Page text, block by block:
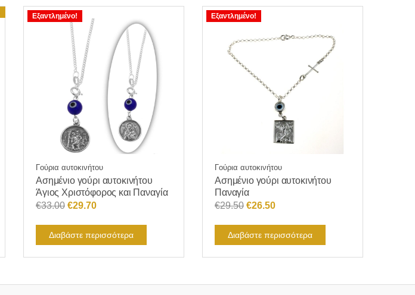
Εξαντλημένο!
Γούρια αυτοκινήτου
Ασημένιο γούρι αυτοκινήτου
Άγιος Χριστόφορος και Παναγία
€33.00 Original
was:
€33.00.
€29.70Η
τιμή
είναι:
Διαβάστε περισσότερα
Εξαντλημένο!
Γούρια αυτοκινήτου
Ασημένιο γούρι αυτοκινήτου
Παναγία
€29.50 Original
was:
€29.50.
€26.50Η
τιμή
είναι:
Διαβάστε περισσότερα